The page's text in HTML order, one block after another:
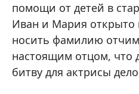
помощи от детей в
Иван и Мария открыто
носить фамилию
настоящим отцом, что
битву для актрисы